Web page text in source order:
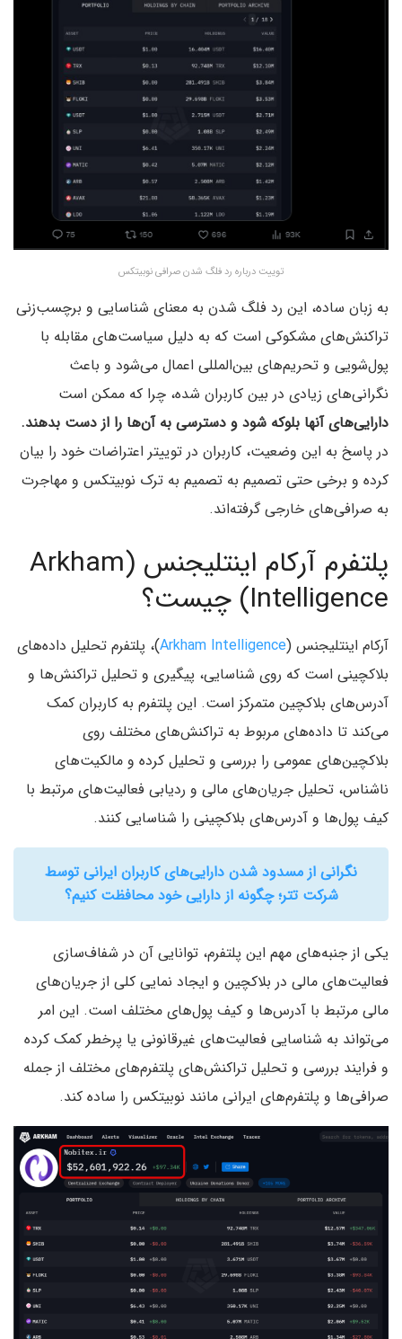
توییت درباره رد فلگ شدن صرافی نوبیتکس
به زبان ساده، این رد فلگ شدن به معنای شناسایی و برچسب‌زنی
تراکنش‌های مشکوکی است که به دلیل سیاست‌های مقابله با
پول‌شویی و تحریم‌های بین‌المللی اعمال می‌شود و باعث
نگرانی‌های زیادی در بین کاربران شده، چرا که ممکن است
دارایی‌های آنها بلوکه شود و دسترسی به آن‌ها را از دست بدهند.
در پاسخ به این وضعیت، کاربران در توییتر اعتراضات خود را بیان
کرده و برخی حتی تصمیم به تصمیم به ترک نوبیتکس و مهاجرت
به صرافی‌های خارجی گرفته‌اند.
پلتفرم آرکام اینتلیجنس (Arkham
Intelligence) چیست؟
آرکام اینتلیجنس (Arkham Intelligence)، پلتفرم تحلیل داده‌های
بلاکچینی است که روی شناسایی، پیگیری و تحلیل تراکنش‌ها و
آدرس‌های بلاکچین متمرکز است. این پلتفرم به کاربران کمک
می‌کند تا داده‌های مربوط به تراکنش‌های مختلف روی
بلاکچین‌های عمومی را بررسی و تحلیل کرده و مالکیت‌های
ناشناس، تحلیل جریان‌های مالی و ردیابی فعالیت‌های مرتبط با
کیف پول‌ها و آدرس‌های بلاکچینی را شناسایی کنند.
نگرانی از مسدود شدن دارایی‌های کاربران ایرانی توسط
شرکت تتر؛ چگونه از دارایی خود محافظت کنیم؟
یکی از جنبه‌های مهم این پلتفرم، توانایی آن در شفاف‌سازی
فعالیت‌های مالی در بلاکچین و ایجاد نمایی کلی از جریان‌های
مالی مرتبط با آدرس‌ها و کیف پول‌های مختلف است. این امر
می‌تواند به شناسایی فعالیت‌های غیرقانونی یا پرخطر کمک کرده
و فرایند بررسی و تحلیل تراکنش‌های پلتفرم‌های مختلف از جمله
صرافی‌ها و پلتفرم‌های ایرانی مانند نوبیتکس را ساده کند.